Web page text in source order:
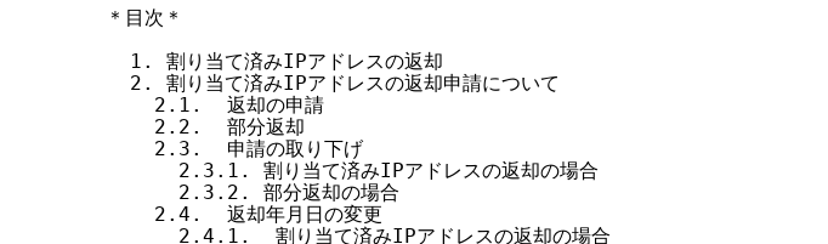
＊目次＊
  1. 割り当て済みIPアドレスの返却
  2. 割り当て済みIPアドレスの返却申請について
    2.1.  返却の申請
    2.2.  部分返却
    2.3.  申請の取り下げ
      2.3.1. 割り当て済みIPアドレスの返却の場合
      2.3.2. 部分返却の場合
    2.4.  返却年月日の変更
      2.4.1.  割り当て済みIPアドレスの返却の場合